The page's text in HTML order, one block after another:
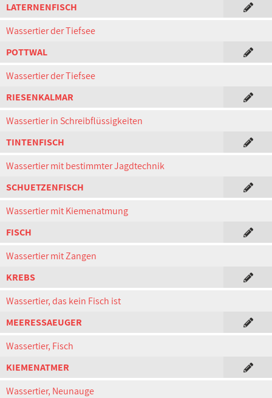
LATERNENFISCH
Wassertier der Tiefsee
POTTWAL
Wassertier der Tiefsee
RIESENKALMAR
Wassertier in Schreibflüssigkeiten
TINTENFISCH
Wassertier mit bestimmter Jagdtechnik
SCHUETZENFISCH
Wassertier mit Kiemenatmung
FISCH
Wassertier mit Zangen
KREBS
Wassertier, das kein Fisch ist
MEERESSAEUGER
Wassertier, Fisch
KIEMENATMER
Wassertier, Neunauge